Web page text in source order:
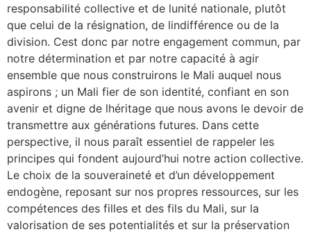
responsabilité collective et de lunité nationale, plutôt
que celui de la résignation, de lindifférence ou de la
division. Cest donc par notre engagement commun, par
notre détermination et par notre capacité à agir
ensemble que nous construirons le Mali auquel nous
aspirons ; un Mali fier de son identité, confiant en son
avenir et digne de lhéritage que nous avons le devoir de
transmettre aux générations futures. Dans cette
perspective, il nous paraît essentiel de rappeler les
principes qui fondent aujourd’hui notre action collective.
Le choix de la souveraineté et d’un développement
endogène, reposant sur nos propres ressources, sur les
compétences des filles et des fils du Mali, sur la
valorisation de ses potentialités et sur la préservation